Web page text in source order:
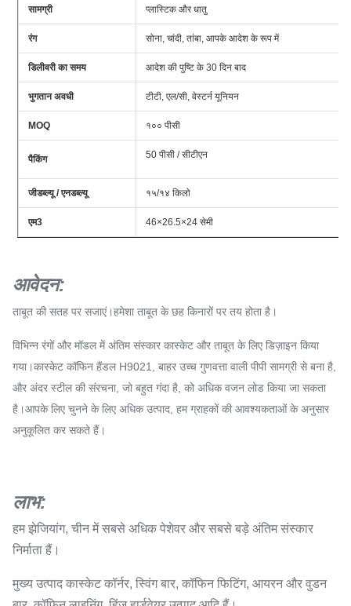
सामग्री प्लास्टिक और धातु
रंग सोना, चांदी, तांबा, आपके आदेश के रूप में
डिलीवरी का समय आदेश की पुष्टि के 30 दिन बाद
भुगतान अवधी टीटी, एल/सी, वेस्टर्न यूनियन
MOQ १०० पीसी
पैकिंग 50 पीसी / सीटीएन
जीडब्ल्यू / एनडब्ल्यू १५/१४ किलो
एम3 46×26.5×24 सेमी
आवेदन:
ताबूत की सतह पर सजाएं।हमेशा ताबूत के छह किनारों पर तय होता है।
विभिन्न रंगों और मॉडल में अंतिम संस्कार कास्केट और ताबूत के लिए डिज़ाइन किया
गया।कास्केट कॉफिन हैंडल H9021, बाहर उच्च गुणवत्ता वाली पीपी सामग्री से बना है,
और अंदर स्टील की संरचना, जो बहुत गंदा है, को अधिक वजन लोड किया जा सकता
है।आपके लिए चुनने के लिए अधिक उत्पाद, हम ग्राहकों की आवश्यकताओं के अनुसार
अनुकूलित कर सकते हैं।
लाभ:
हम झेजियांग, चीन में सबसे अधिक पेशेवर और सबसे बड़े अंतिम संस्कार
निर्माता हैं।
मुख्य उत्पाद कास्केट कॉर्नर, स्विंग बार, कॉफिन फिटिंग, आयरन और वुडन